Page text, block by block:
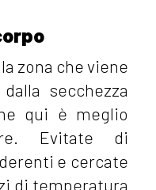
zona che viene
secchezza
qui è meglio
Evitate di
e cercate
di temperatura